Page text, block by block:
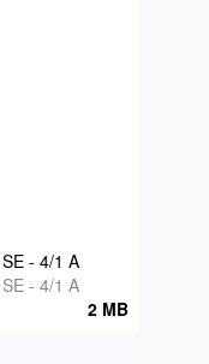
- 4/1 A
- 4/1 A
2 MB